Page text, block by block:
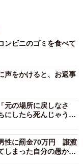
のの、幸いにも病
暗くし、落ち着く
かないようにし
ると暴れて鳴き続
した」
げ込むことも。飼
に様子を見守った。
ンビニのゴミを食べて
声をかけると、お返事
の場所に戻しなさ
したら死んじゃう」
性に罰金70万円 譲渡
しまった自分の愚かさ